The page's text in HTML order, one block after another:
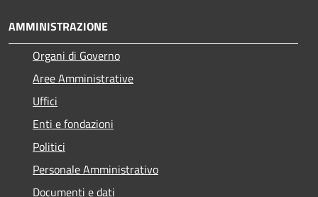
AMMINISTRAZIONE
Organi di Governo
Aree Amministrative
Uffici
Enti e fondazioni
Politici
Personale Amministrativo
Documenti e dati